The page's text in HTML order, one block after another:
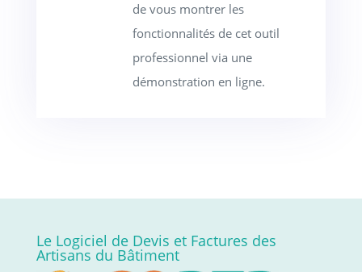
de vous montrer les
fonctionnalités de cet outil
professionnel via une
démonstration en ligne.
Le Logiciel de Devis et Factures des
Artisans du Bâtiment